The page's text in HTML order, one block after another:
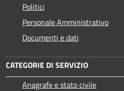
Politici
Personale Amministrativo
Documenti e dati
CATEGORIE DI SERVIZIO
Anagrafe e stato civile